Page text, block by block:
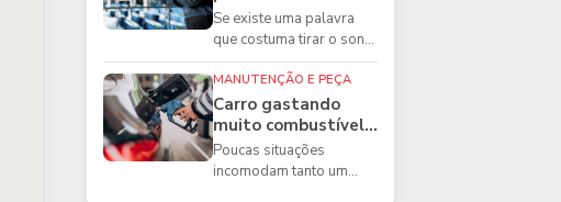
manutenção de
frota na oficina
Se existe uma palavra
que costuma tirar o sono
dos gestores de
manutenção, ela é a
imprevisibilidade...
MANUTENÇÃO E PEÇA
Carro gastando
muito combustível:
5 motivos que
podem aumentar o
Poucas situações
incomodam tanto um